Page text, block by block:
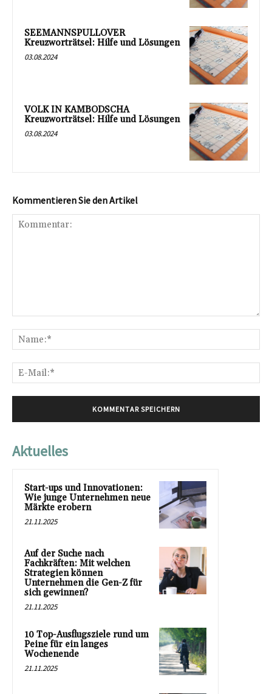
SEEMANNSPULLOVER
Kreuzworträtsel: Hilfe und Lösungen
03.08.2024
VOLK IN KAMBODSCHA
Kreuzworträtsel: Hilfe und Lösungen
03.08.2024
Kommentieren Sie den Artikel
Aktuelles
Start-ups und Innovationen:
Wie junge Unternehmen neue
Märkte erobern
21.11.2025
Auf der Suche nach
Fachkräften: Mit welchen
Strategien können
Unternehmen die Gen-Z für
sich gewinnen?
21.11.2025
10 Top-Ausflugsziele rund um
Peine für ein langes
Wochenende
21.11.2025